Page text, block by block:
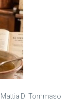
Di Tommaso